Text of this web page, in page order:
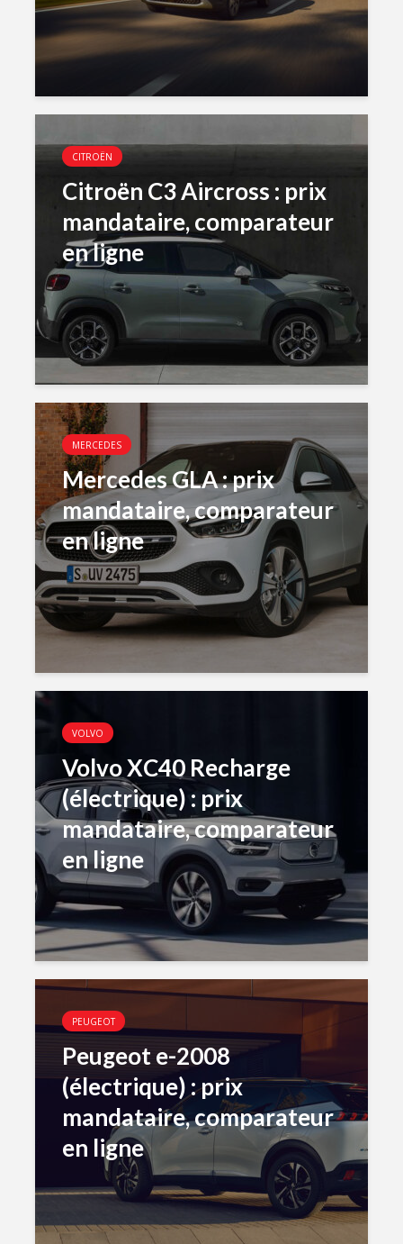
CITROËN
Citroën C3 Aircross : prix
mandataire, comparateur
en ligne
MERCEDES
Mercedes GLA : prix
mandataire, comparateur
en ligne
VOLVO
Volvo XC40 Recharge
(électrique) : prix
mandataire, comparateur
en ligne
PEUGEOT
Peugeot e-2008
(électrique) : prix
mandataire, comparateur
en ligne